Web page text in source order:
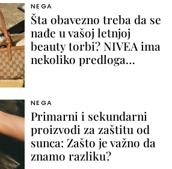
NEGA
Šta obavezno treba da se
nađe u vašoj letnjoj
beauty torbi? NIVEA ima
nekoliko predloga…
NEGA
Primarni i sekundarni
proizvodi za zaštitu od
sunca: Zašto je važno da
znamo razliku?